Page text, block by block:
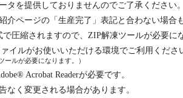
を提供しておりませんのでご了承ください。
ページの「生産完了」表記と合わない場合
圧縮されますので、ZIP解凍ツールが必要に
イルがお使いいただける環境でご利用くださ
ルが必要になります。）
Acrobat Readerが必要です。
なく変更される場合があります。